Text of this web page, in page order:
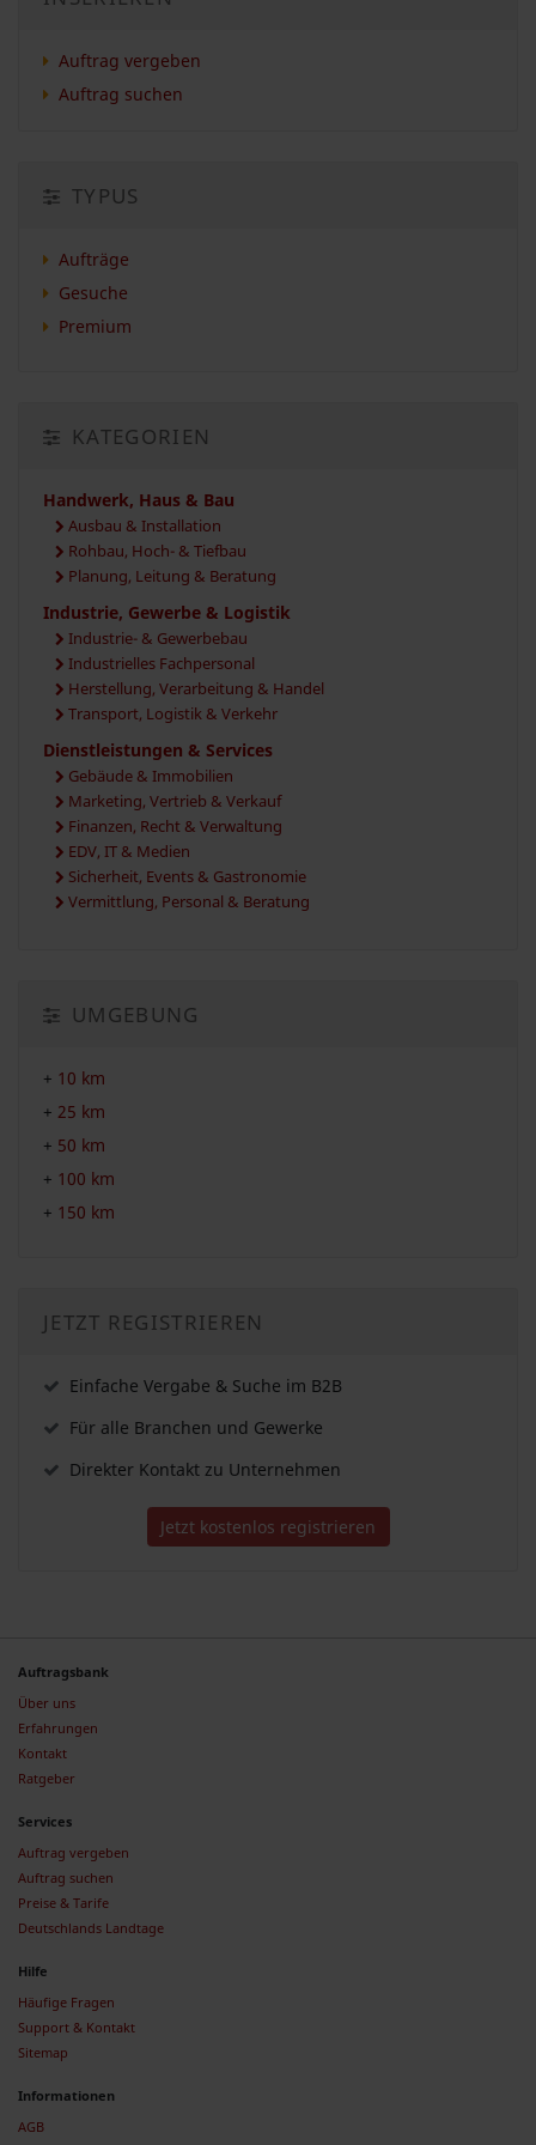
Auftrag vergeben
Auftrag suchen
TYPUS
Aufträge
Gesuche
Premium
KATEGORIEN
Handwerk, Haus & Bau
Ausbau & Installation
Rohbau, Hoch- & Tiefbau
Planung, Leitung & Beratung
Industrie, Gewerbe & Logistik
Industrie- & Gewerbebau
Industrielles Fachpersonal
Herstellung, Verarbeitung & Handel
Transport, Logistik & Verkehr
Dienstleistungen & Services
Gebäude & Immobilien
Marketing, Vertrieb & Verkauf
Finanzen, Recht & Verwaltung
EDV, IT & Medien
Sicherheit, Events & Gastronomie
Vermittlung, Personal & Beratung
UMGEBUNG
+ 10 km
+ 25 km
+ 50 km
+ 100 km
+ 150 km
JETZT REGISTRIEREN
Einfache Vergabe & Suche im B2B
Für alle Branchen und Gewerke
Direkter Kontakt zu Unternehmen
Jetzt kostenlos registrieren
Auftragsbank
Über uns
Erfahrungen
Kontakt
Ratgeber
Services
Auftrag vergeben
Auftrag suchen
Preise & Tarife
Deutschlands Landtage
Hilfe
Häufige Fragen
Support & Kontakt
Sitemap
Informationen
AGB